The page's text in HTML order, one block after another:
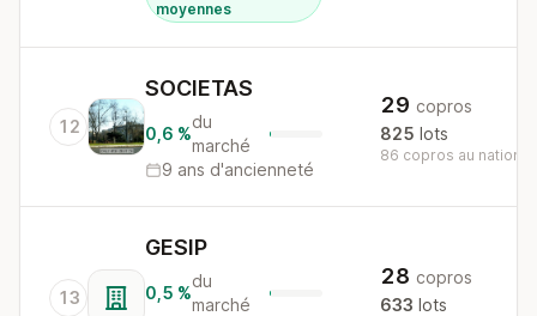
moyennes
12
SOCIETAS
0,6 %
du
marché
9 ans d'ancienneté
29 copros
825 lots
86 copros au national
13
GESIP
0,5 %
du
marché
28 copros
633 lots